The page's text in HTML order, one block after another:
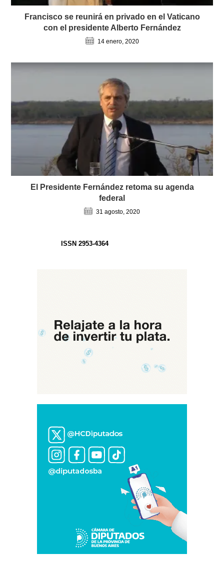
Francisco se reunirá en privado en el Vaticano
con el presidente Alberto Fernández
14 enero, 2020
El Presidente Fernández retoma su agenda
federal
31 agosto, 2020
ISSN 2953-4364